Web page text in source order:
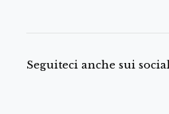
Seguiteci anche sui